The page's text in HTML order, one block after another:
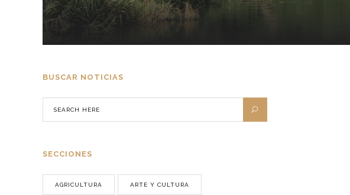
BUSCAR NOTICIAS
SECCIONES
AGRICULTURA ARTE Y CULTURA